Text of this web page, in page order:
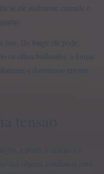
se ele realmente entende o
isso. De longe ele pode
os olhos brilhantes, a forma
o dormitorio em um